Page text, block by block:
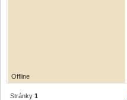
Offline
Stránky 1